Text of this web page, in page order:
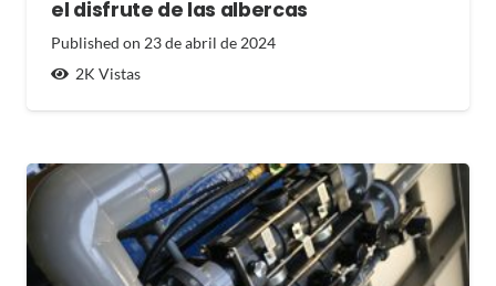
el disfrute de las albercas
Published on 23 de abril de 2024
2K Vistas